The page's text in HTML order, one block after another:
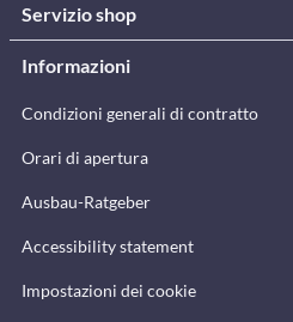
Servizio shop
Informazioni
Condizioni generali di contratto
Orari di apertura
Ausbau-Ratgeber
Accessibility statement
Impostazioni dei cookie